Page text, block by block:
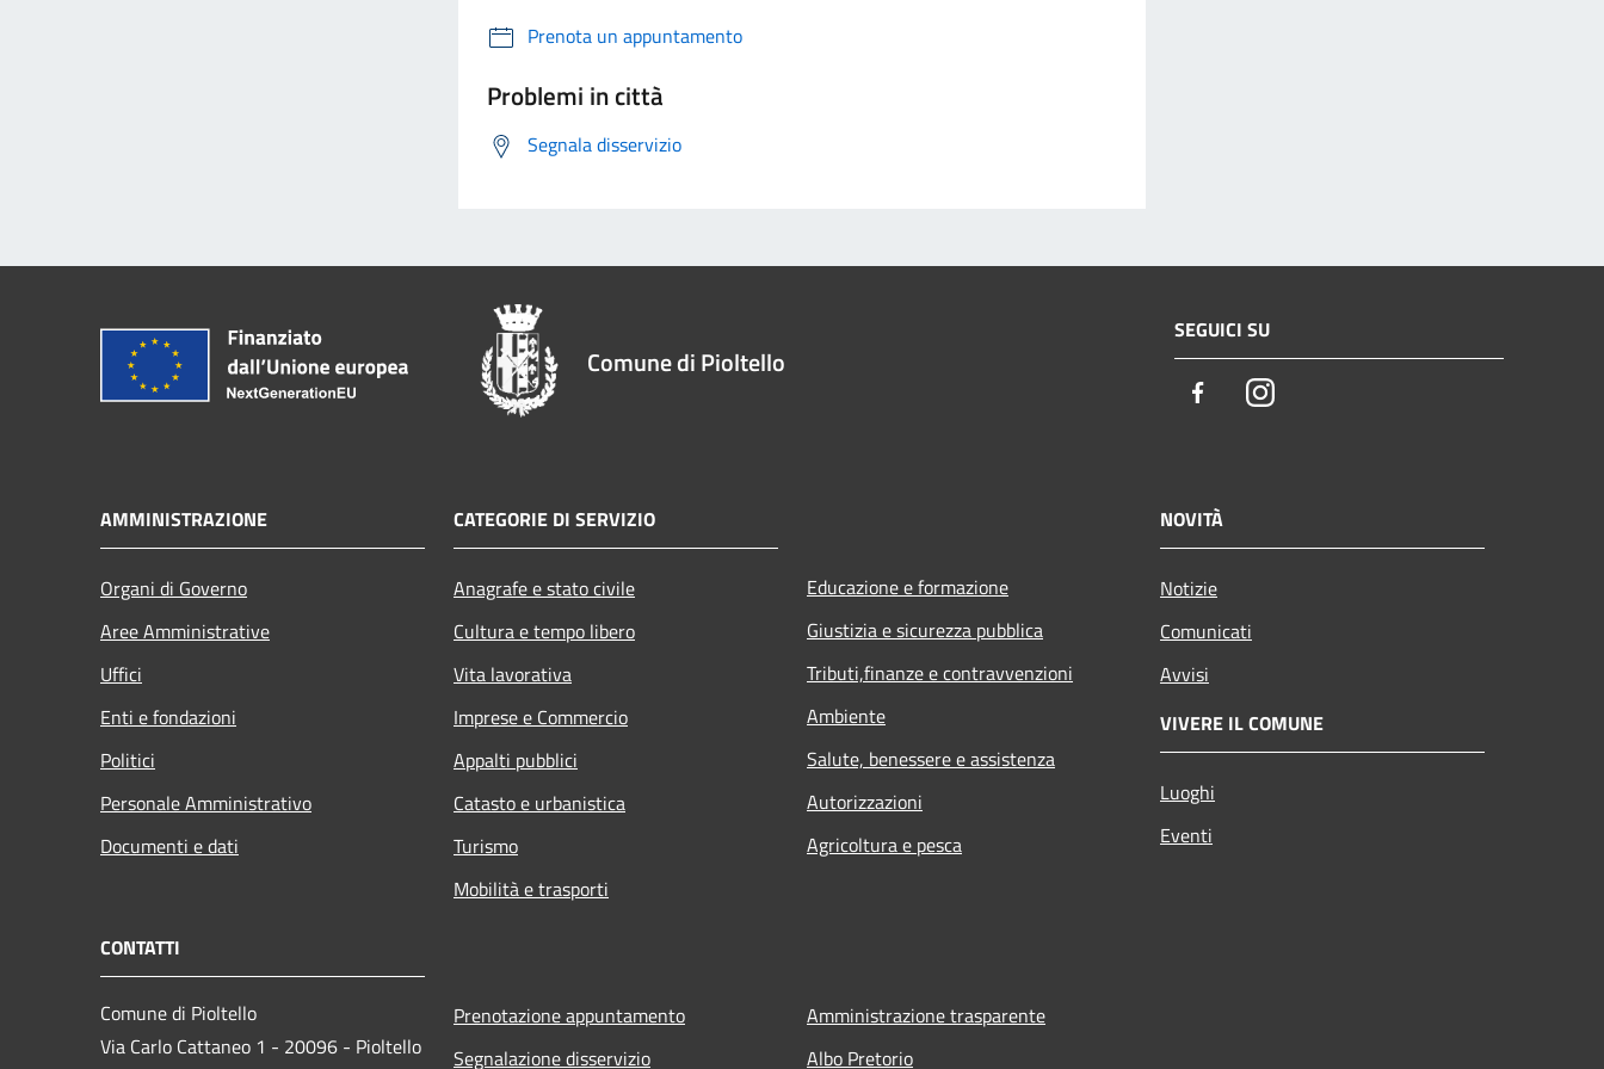
Prenota un appuntamento
Problemi in città
Segnala disservizio
Comune di Pioltello
SEGUICI SU
FacebookInstagram
AMMINISTRAZIONE
Organi di Governo
Aree Amministrative
Uffici
Enti e fondazioni
Politici
Personale Amministrativo
Documenti e dati
CATEGORIE DI SERVIZIO
Anagrafe e stato civile
Cultura e tempo libero
Vita lavorativa
Imprese e Commercio
Appalti pubblici
Catasto e urbanistica
Turismo
Mobilità e trasporti
Educazione e formazione
Giustizia e sicurezza pubblica
Tributi,finanze e contravvenzioni
Ambiente
Salute, benessere e assistenza
Autorizzazioni
Agricoltura e pesca
NOVITÀ
Notizie
Comunicati
Avvisi
VIVERE IL COMUNE
Luoghi
Eventi
CONTATTI
Comune di Pioltello
Via Carlo Cattaneo 1 - 20096 - Pioltello
Prenotazione appuntamento
Segnalazione disservizio
Amministrazione trasparente
Albo Pretorio